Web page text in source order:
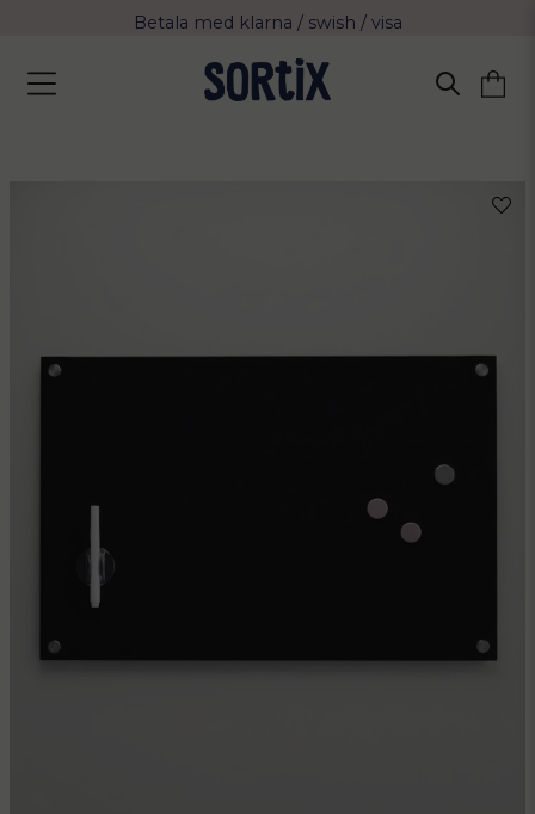
Betala med klarna / swish / visa
Fri frakt över 799 kr eller vid avhämtning
Leverans 2-4 arbetsdagar med Postnord